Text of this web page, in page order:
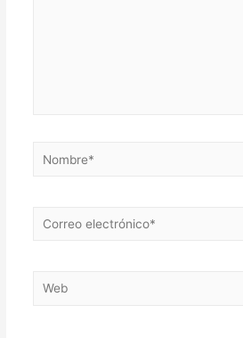
Nombre*
Correo
Web